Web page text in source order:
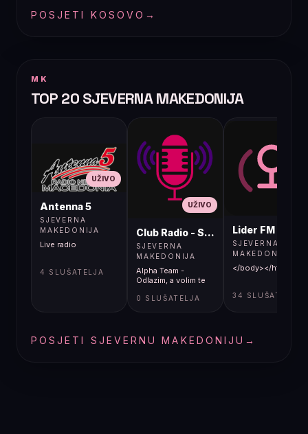
POSJETI KOSOVO →
MK
TOP 20 SJEVERNA MAKEDONIJA
UŽIVO
Antenna 5
SJEVERNA
MAKEDONIJA
Live radio
4 SLUŠATELJA
UŽIVO
Club Radio - Skopje, Mcedonia
SJEVERNA
MAKEDONIJA
Alpha Team -
Odlazim, a volim te
0 SLUŠATELJA
Lider FM 107,4
SJEVERNA
MAKEDONIJA
</body></html>
34 SLUŠATELJA
POSJETI SJEVERNU MAKEDONIJU →